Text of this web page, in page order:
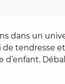
dans un
tendresse
d’enfant.